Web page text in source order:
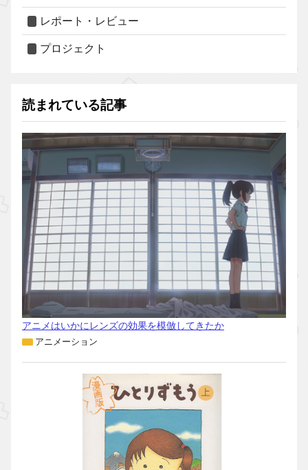
レポート・レビュー
プロジェクト
読まれている記事
アニメはいかにレンズの効果を模倣してきたか
アニメーション